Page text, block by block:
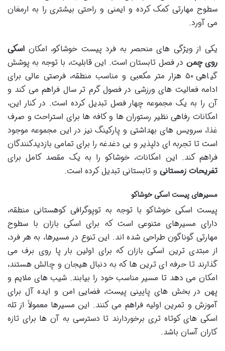
سطوح مهارتی کمک کرده و ایمنی و راحتی بیشتری را به ارمغان
می آورد.
یکی از ویژگی های منحصر به فرد پیست خوشاکو، امکان اسکی
روی چمن در فصل تابستان است. این قابلیت، با توجه به پوشش
گیاهی ۵۰ هزار متر مکعبی و مناسب منطقه، فرصتی عالی برای
ادامه فعالیت های ورزشی در فصول گرم تر سال فراهم می کند و
آن را به یک مجموعه چهار فصل تبدیل کرده است. در کنار این،
امکانات رفاهی نظیر رستوران ها و کافه ها برای استراحت و صرف
غذا، سرویس های بهداشتی و پارکینگ نیز در این مجموعه موجود
است تا تجربه ای دلپذیر و بی دغدغه را برای تمامی بازدیدکنندگان
فراهم کند. این امکانات، خوشاکو را به یک مقصد کامل برای
تفریحات زمستانی و تابستانی تبدیل کرده است.
مسیرهای پیست اسکی خوشاکو
پیست اسکی خوشاکو با توجه به توپوگرافی کوهستانی منطقه،
دارای مسیرهای متنوعی است که برای اسکی بازان با سطوح
مهارتی گوناگون طراحی شده اند. این تنوع در مسیرها، به هر فرد،
از مبتدی ترین اسکی بازان که برای اولین بار پا روی برف می
گذارند تا حرفه ای ترین ها که به دنبال هیجان و چالش هستند،
امکان می دهد تا مسیر مناسب خود را بیابند. شیب های ملایم و
پهن در بخش های پایینی پیست، فضایی امن و ایده آل برای
آموزش و تمرین اولیه فراهم می کنند. این مسیرها معمولاً از تله
اسکی های کوتاه تری برخوردارند تا دسترسی به آن ها برای تازه
کاران آسان باشد.